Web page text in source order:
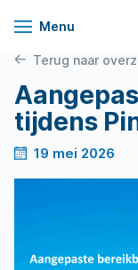
Naar
Menu
tijdens
Terug naar
19 mei 2026